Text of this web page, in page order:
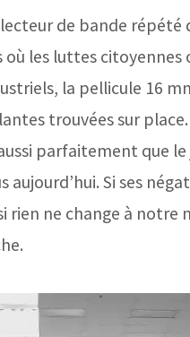
de bande répété
les luttes
la pellicule 16
trouvées sur
parfaitement que
Si ses
rien ne change à notre